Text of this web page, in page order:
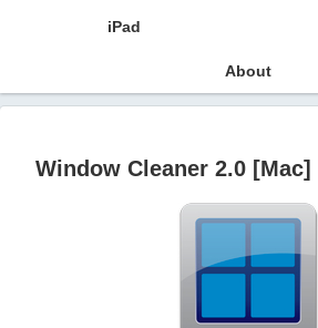
iPad
About
Window Cleaner 2.0 [Mac]